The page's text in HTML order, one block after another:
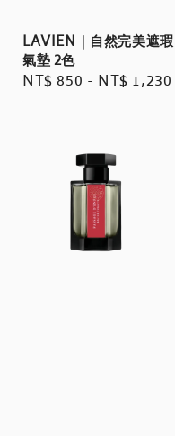
LAVIEN｜自然完美遮瑕
氣墊 2色
Regular
NT$ 850 - NT$ 1,230